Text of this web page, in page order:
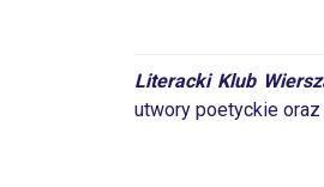
Literacki Klub
utwory poetyckie